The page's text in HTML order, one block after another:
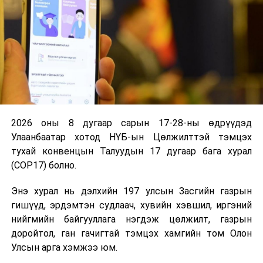
хэрэгжүүлж буй
процессын
инженерчлэлийн
үйл ажиллагааг
нэгдсэн арга
зүйгээр хангах,
санал, дүгнэлт
гаргах үүрэг
бүхий ажлын
хэсгийн
3
УИХ-ын
даргын 2024
оны 76 дугаар
захирамжаар
байгуулагдсан
Замын
хөдөлгөөний
аюулгүй
байдлыг хангах
16.00
2026 оны 8 дугаар сарын 17-28-ны өдрүүдэд
Улаанбаатар хотод НҮБ-ын Цөлжилттэй тэмцэх
тухай конвенцын Талуудын 17 дугаар бага хурал
(COP17) болно.
Энэ хурал нь дэлхийн 197 улсын Засгийн газрын
гишүүд, эрдэмтэн судлаач, хувийн хэвшил, иргэний
нийгмийн байгууллага нэгдэж цөлжилт, газрын
доройтол, ган гачигтай тэмцэх хамгийн том Олон
Улсын арга хэмжээ юм.